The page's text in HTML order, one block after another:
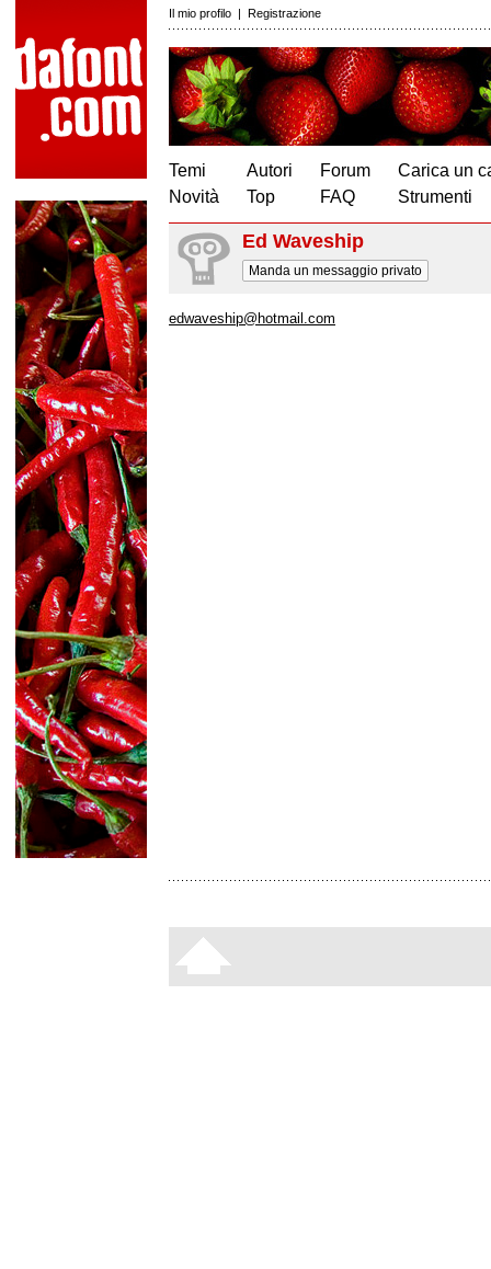
Il mio profilo | Registrazione
Temi
Novità
Autori
Top
Forum
FAQ
Carica un
Strumenti
Ed Waveship
Manda un messaggio privato
edwaveship@hotmail.com